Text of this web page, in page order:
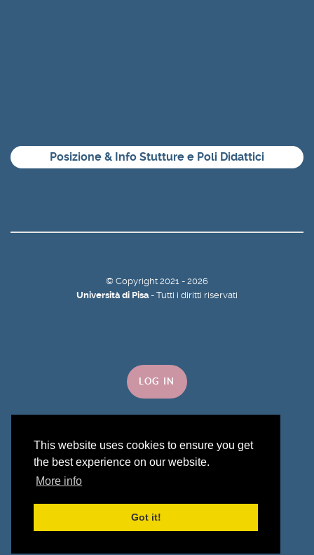
This website uses cookies to ensure you get
the best experience on our website.
More info
Got it!
Posizione & Info Stutture e Poli Didattici
© Copyright 2021 - 2026
Università di Pisa - Tutti i diritti riservati
LOG IN